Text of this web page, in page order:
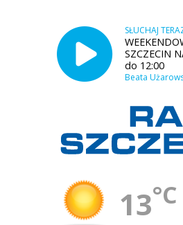
SŁUCHAJ
SZCZECIN
do 12:00
Beata
13°C